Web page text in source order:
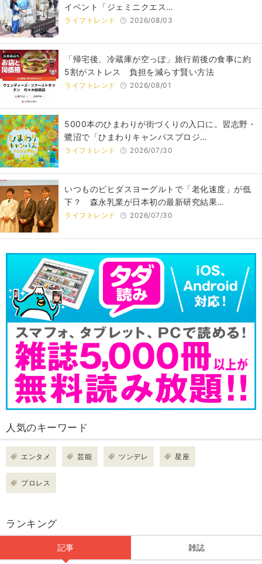
イベント「ジェミニクエス…
ライフトレンド 2026/08/03
「帰宅後、冷蔵庫が空っぽ」旅行前後の食事に約
5割がストレス 負担を減らす賢い方法
ライフトレンド 2026/08/01
5000本のひまわりが街づくりの入口に。習志野・
鷺沼で「ひまわりキャンパスプロジ…
ライフトレンド 2026/07/30
いつものビヒダスヨーグルトで「老化速度」が低
下？ 森永乳業が日本初の最新研究結果…
ライフトレンド 2026/07/30
人気のキーワード
エンタメ 芸能 ツンデレ 星座
プロレス
ランキング
記事 雑誌